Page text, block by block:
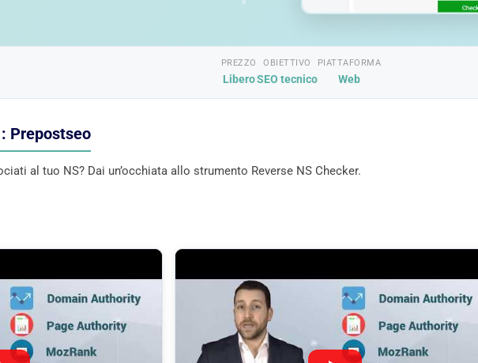
PREZZO
Libero
OBIETTIVO
SEO tecnico
PIATTAFORMA
Web
Prepostseo
al tuo NS? Dai un’occhiata allo strumento Reverse NS Checker.